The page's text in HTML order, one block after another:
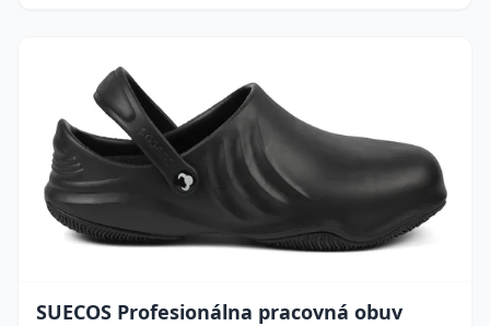
SUECOS Profesionálna pracovná obuv